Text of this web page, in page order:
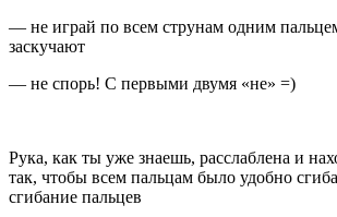
— не играй по всем струнам одним
заскучают
— не спорь! С первыми двумя «не» =)
Рука, как ты уже знаешь, расслаблена и
так, чтобы всем пальцам было удобно
сгибание пальцев